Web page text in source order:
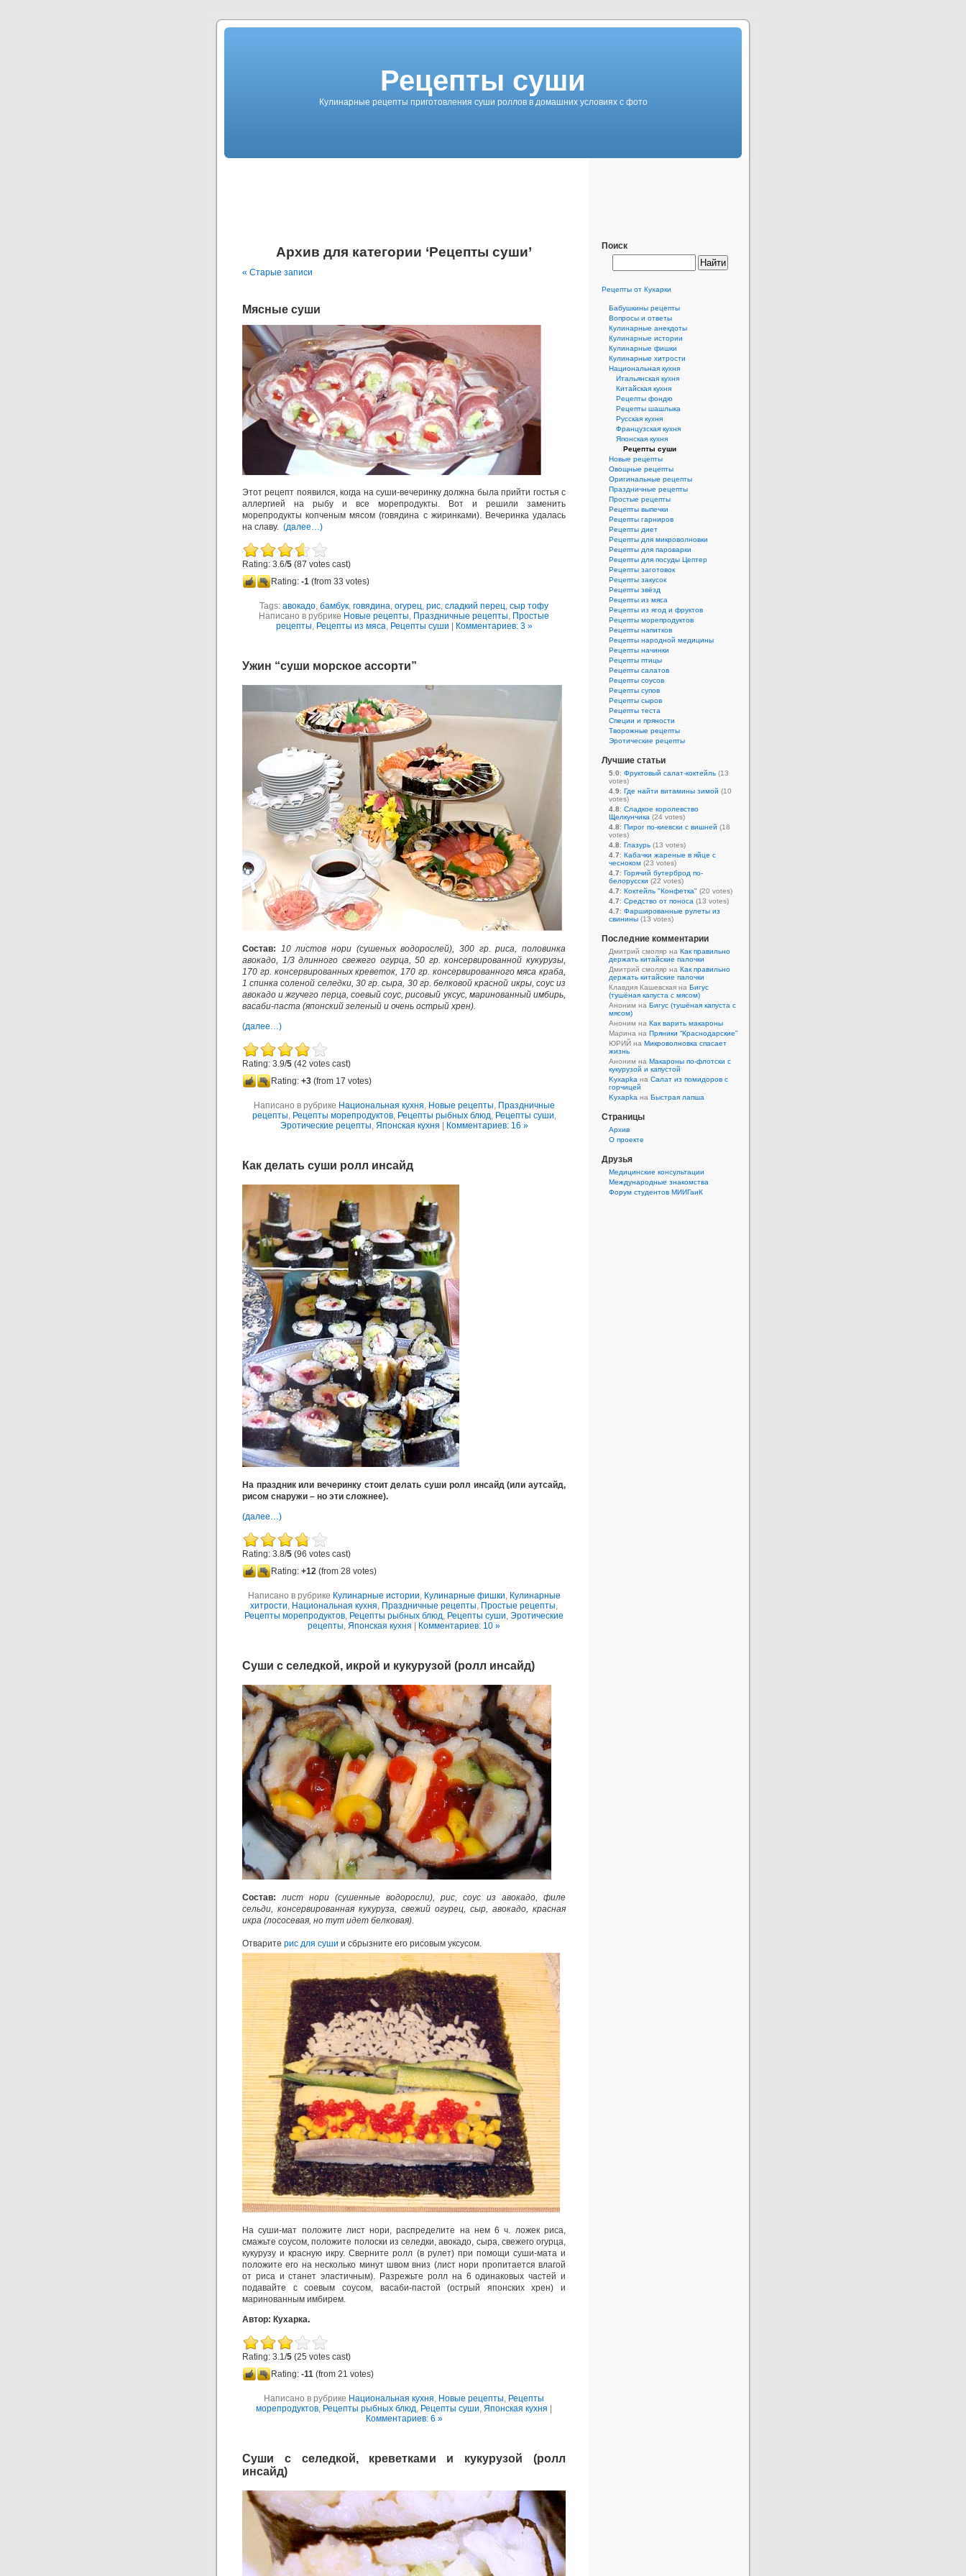
Рецепты суши
Кулинарные рецепты приготовления суши роллов в домашних условиях с фото
Архив для категории ‘Рецепты суши’
« Старые записи
Мясные суши
Этот рецепт появился, когда на суши-вечеринку должна была прийти гостья с
аллергией на рыбу и все морепродукты. Вот и решили заменить
морепродукты копченым мясом (говядина с жиринками). Вечеринка удалась
на славу. (далее…)
Rating: 3.6/5 (87 votes cast)
Rating: -1 (from 33 votes)
Tags: авокадо, бамбук, говядина, огурец, рис, сладкий перец, сыр тофу
Написано в рубрике Новые рецепты, Праздничные рецепты, Простые
рецепты, Рецепты из мяса, Рецепты суши Комментариев: 3 »
Ужин “суши морское ассорти”
Состав: 10 листов нори (сушеных водорослей), 300 гр. риса, половинка
авокадо, 1/3 длинного свежего огурца, 50 гр. консервированной кукурузы,
170 гр. консервированных креветок, 170 гр. консервированного мяса краба,
1 спинка соленой селедки, 30 гр. сыра, 30 гр. белковой красной икры, соус из
авокадо и жгучего перца, соевый соус, рисовый уксус, маринованный имбирь,
васаби-паста (японский зеленый и очень острый хрен).
(далее…)
Rating: 3.9/5 (42 votes cast)
Rating: +3 (from 17 votes)
Написано в рубрике Национальная кухня, Новые рецепты, Праздничные
рецепты, Рецепты морепродуктов, Рецепты рыбных блюд, Рецепты суши,
Эротические рецепты, Японская кухня Комментариев: 16 »
Как делать суши ролл инсайд
На праздник или вечеринку стоит делать суши ролл инсайд (или аутсайд,
рисом снаружи – но эти сложнее).
(далее…)
Rating: 3.8/5 (96 votes cast)
Rating: +12 (from 28 votes)
Написано в рубрике Кулинарные истории, Кулинарные фишки, Кулинарные
хитрости, Национальная кухня, Праздничные рецепты, Простые рецепты,
Рецепты морепродуктов, Рецепты рыбных блюд, Рецепты суши, Эротические
рецепты, Японская кухня Комментариев: 10 »
Суши с селедкой, икрой и кукурузой (ролл инсайд)
Состав:
лист нори (сушенные водоросли), рис, соус из авокадо, филе
сельди, консервированная кукуруза, свежий огурец, сыр, авокадо, красная
икра (лососевая, но тут идет белковая).
Отварите рис для суши и сбрызните его рисовым уксусом.
На суши-мат положите лист нори, распределите на нем 6 ч. ложек риса,
смажьте соусом, положите полоски из селедки, авокадо, сыра, свежего огурца,
кукурузу и красную икру. Сверните ролл (в рулет) при помощи суши-мата и
положите его на несколько минут швом вниз (лист нори пропитается влагой
от риса и станет эластичным). Разрежьте ролл на 6 одинаковых частей и
подавайте с соевым соусом, васаби-пастой (острый японских хрен) и
маринованным имбирем.
Автор: Кухарка.
Rating: 3.1/5 (25 votes cast)
Rating: -11 (from 21 votes)
Написано в рубрике Национальная кухня, Новые рецепты, Рецепты
морепродуктов, Рецепты рыбных блюд, Рецепты суши, Японская кухня
Комментариев: 6 »
Суши с селедкой, креветками и кукурузой (ролл
инсайд)
Поиск
Рецепты от Кухарки
Бабушкины рецепты
Вопросы и ответы
Кулинарные анекдоты
Кулинарные истории
Кулинарные фишки
Кулинарные хитрости
Национальная кухня
Итальянская кухня
Китайская кухня
Рецепты фондю
Рецепты шашлыка
Русская кухня
Французская кухня
Японская кухня
Рецепты суши
Новые рецепты
Овощные рецепты
Оригинальные рецепты
Праздничные рецепты
Простые рецепты
Рецепты выпечки
Рецепты гарниров
Рецепты диет
Рецепты для микроволновки
Рецепты для пароварки
Рецепты для посуды Цептер
Рецепты заготовок
Рецепты закусок
Рецепты звёзд
Рецепты из мяса
Рецепты из ягод и фруктов
Рецепты морепродуктов
Рецепты напитков
Рецепты народной медицины
Рецепты начинки
Рецепты птицы
Рецепты салатов
Рецепты соусов
Рецепты супов
Рецепты сыров
Рецепты теста
Специи и пряности
Творожные рецепты
Эротические рецепты
Лучшие статьи
5.0: Фруктовый салат-коктейль (13
votes)
4.9: Где найти витамины зимой (10
votes)
4.8: Сладкое королевство
Щелкунчика (24 votes)
4.8: Пирог по-киевски с вишней (18
votes)
4.8: Глазурь (13 votes)
4.7: Кабачки жареные в яйце с
чесноком (23 votes)
4.7: Горячий бутерброд по-
белорусски (22 votes)
4.7: Коктейль "Конфетка" (20 votes)
4.7: Средство от поноса (13 votes)
4.7: Фаршированные рулеты из
свинины (13 votes)
Последние комментарии
Дмитрий смоляр на Как правильно
держать китайские палочки
Дмитрий смоляр на Как правильно
держать китайские палочки
Клавдия Кашевская на Бигус
(тушёная капуста с мясом)
Аноним на Бигус (тушёная капуста с
мясом)
Аноним на Как варить макароны
Марина на Пряники “Краснодарские”
ЮРИЙ на Микроволновка спасает
жизнь
Аноним на Макароны по-флотски с
кукурузой и капустой
Kyxapka на Салат из помидоров с
горчицей
Kyxapka на Быстрая лапша
Страницы
Aрхив
О проекте
Друзья
Медицинские консультации
Международные знакомства
Форум студентов МИИГаиК